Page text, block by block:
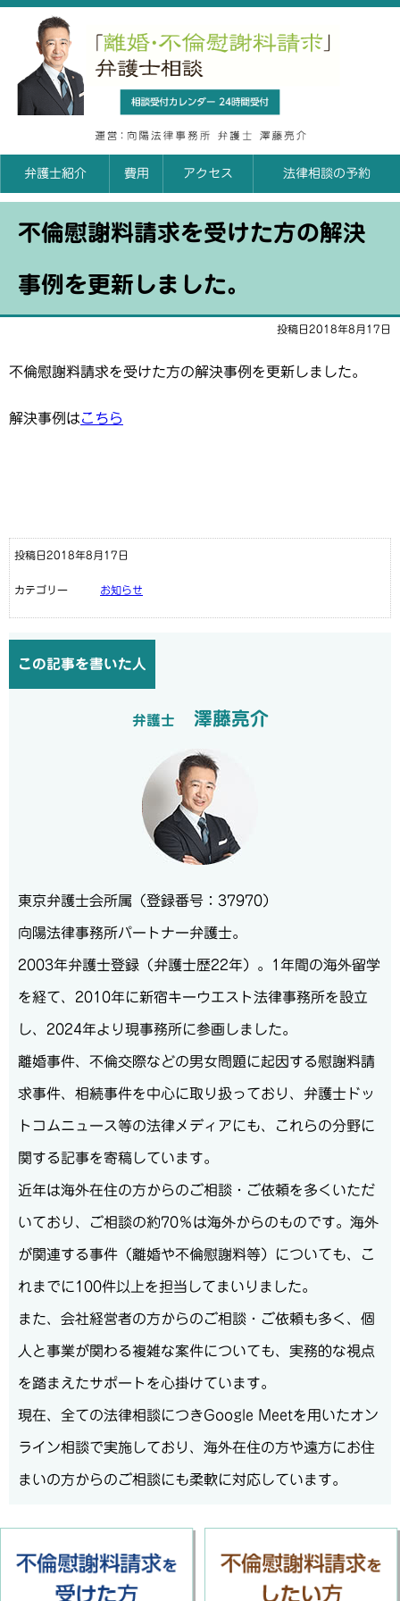
相談申込カレンダ
弁護士紹介 費用 アクセス 法律相談の予約
不倫慰謝料請求を受けた方の解決
事例を更新しました。
投稿日2018年8月17日
不倫慰謝料請求を受けた方の解決事例を更新しました。
解決事例はこちら
投稿日2018年8月17日
カテゴリー お知らせ
この記事を書いた人
弁護士 澤藤亮介
東京弁護士会所属（登録番号：37970）
向陽法律事務所パートナー弁護士。
2003年弁護士登録（弁護士歴22年）。1年間の海外留学
を経て、2010年に新宿キーウエスト法律事務所を設立
し、2024年より現事務所に参画しました。
離婚事件、不倫交際などの男女問題に起因する慰謝料請
求事件、相続事件を中心に取り扱っており、弁護士ドッ
トコムニュース等の法律メディアにも、これらの分野に
関する記事を寄稿しています。
近年は海外在住の方からのご相談・ご依頼を多くいただ
いており、ご相談の約70％は海外からのものです。海外
が関連する事件（離婚や不倫慰謝料等）についても、こ
れまでに100件以上を担当してまいりました。
また、会社経営者の方からのご相談・ご依頼も多く、個
人と事業が関わる複雑な案件についても、実務的な視点
を踏まえたサポートを心掛けています。
現在、全ての法律相談につきGoogle Meetを用いたオン
ライン相談で実施しており、海外在住の方や遠方にお住
まいの方からのご相談にも柔軟に対応しています。